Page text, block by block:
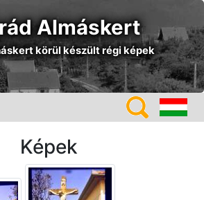
Almáskert
körül készült régi képek
Képek